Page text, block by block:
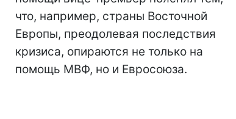
что, например, страны Восточной
Европы, преодолевая последствия
кризиса, опираются не только на
помощь МВФ, но и Евросоюза.